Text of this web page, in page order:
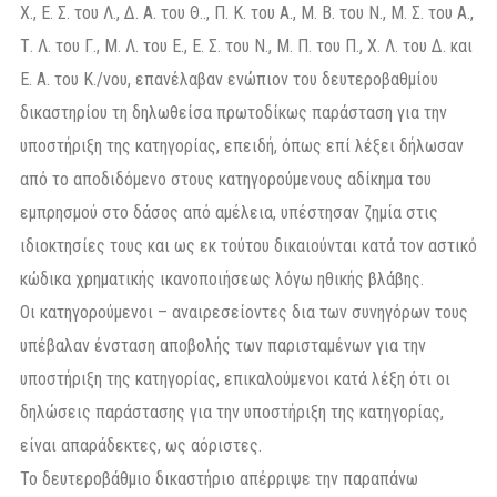
Χ., Ε. Σ. του Λ., Δ. Α. του Θ.., Π. Κ. του Α., Μ. Β. του Ν., Μ. Σ. του Α.,
Τ. Λ. του Γ., Μ. Λ. του Ε., Ε. Σ. του Ν., Μ. Π. του Π., Χ. Λ. του Δ. και
Ε. Α. του Κ./νου, επανέλαβαν ενώπιον του δευτεροβαθμίου
δικαστηρίου τη δηλωθείσα πρωτοδίκως παράσταση για την
υποστήριξη της κατηγορίας, επειδή, όπως επί λέξει δήλωσαν
από το αποδιδόμενο στους κατηγορούμενους αδίκημα του
εμπρησμού στο δάσος από αμέλεια, υπέστησαν ζημία στις
ιδιοκτησίες τους και ως εκ τούτου δικαιούνται κατά τον αστικό
κώδικα χρηματικής ικανοποιήσεως λόγω ηθικής βλάβης.
Οι κατηγορούμενοι – αναιρεσείοντες δια των συνηγόρων τους
υπέβαλαν ένσταση αποβολής των παρισταμένων για την
υποστήριξη της κατηγορίας, επικαλούμενοι κατά λέξη ότι οι
δηλώσεις παράστασης για την υποστήριξη της κατηγορίας,
είναι απαράδεκτες, ως αόριστες.
Το δευτεροβάθμιο δικαστήριο απέρριψε την παραπάνω